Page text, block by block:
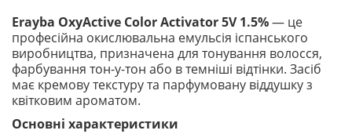
Erayba OxyActive Color Activator 5V 1.5%— це
професійна окислювальна емульсія іспанського
виробництва, призначена для тонування волосся,
фарбування тон-у-тон або в темніші відтінки. Засіб
має кремову текстуру та парфумовану віддушку з
квітковим ароматом.
Основні характеристики